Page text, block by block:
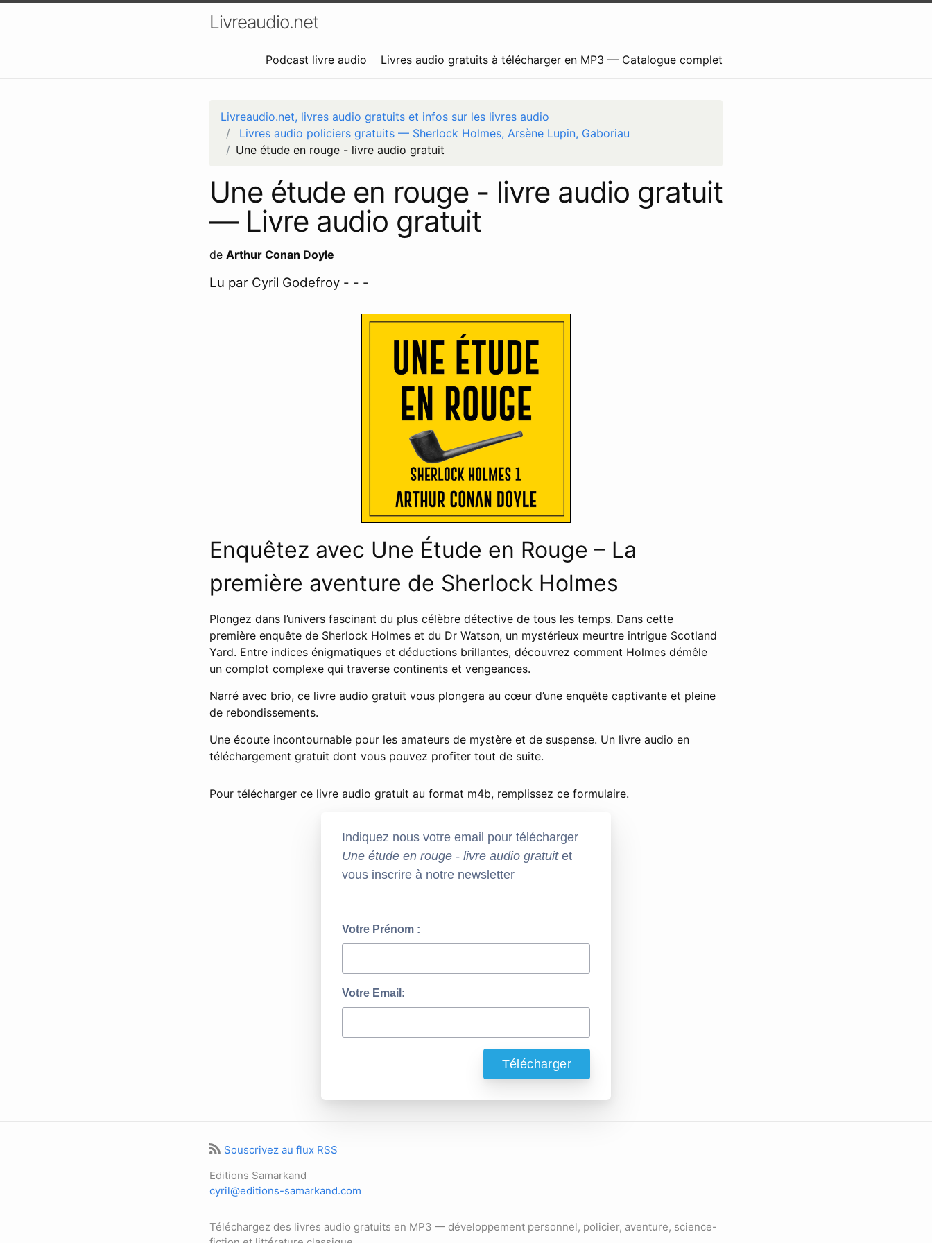
Livreaudio.net
Podcast livre audio Livres audio gratuits à télécharger en MP3 — Catalogue complet
Livreaudio.net, livres audio gratuits et infos sur les livres audio
Livres audio policiers gratuits — Sherlock Holmes, Arsène Lupin, Gaboriau
Une étude en rouge - livre audio gratuit
Une étude en rouge - livre audio gratuit
— Livre audio gratuit
de Arthur Conan Doyle
Lu par Cyril Godefroy - - -
Enquêtez avec Une Étude en Rouge – La
première aventure de Sherlock Holmes
Plongez dans l’univers fascinant du plus célèbre détective de tous les temps. Dans cette
première enquête de Sherlock Holmes et du Dr Watson, un mystérieux meurtre intrigue Scotland
Yard. Entre indices énigmatiques et déductions brillantes, découvrez comment Holmes démêle
un complot complexe qui traverse continents et vengeances.
Narré avec brio, ce livre audio gratuit vous plongera au cœur d’une enquête captivante et pleine
de rebondissements.
Une écoute incontournable pour les amateurs de mystère et de suspense. Un livre audio en
téléchargement gratuit dont vous pouvez profiter tout de suite.
Pour télécharger ce livre audio gratuit au format m4b, remplissez ce formulaire.
Indiquez nous votre email pour télécharger
Une étude en rouge - livre audio gratuitet
vous inscrire à notre newsletter
Votre Prénom :
Votre Email:
Souscrivez au flux RSS
Editions Samarkand
cyril@editions-samarkand.com
Téléchargez des livres audio gratuits en MP3 — développement personnel, policier, aventure, science-